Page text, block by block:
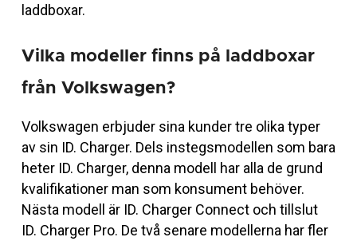
laddboxar.
Vilka modeller finns på laddboxar
från Volkswagen?
Volkswagen erbjuder sina kunder tre olika typer
av sin ID. Charger. Dels instegsmodellen som bara
heter ID. Charger, denna modell har alla de grund
kvalifikationer man som konsument behöver.
Nästa modell är ID. Charger Connect och tillslut
ID. Charger Pro. De två senare modellerna har fler